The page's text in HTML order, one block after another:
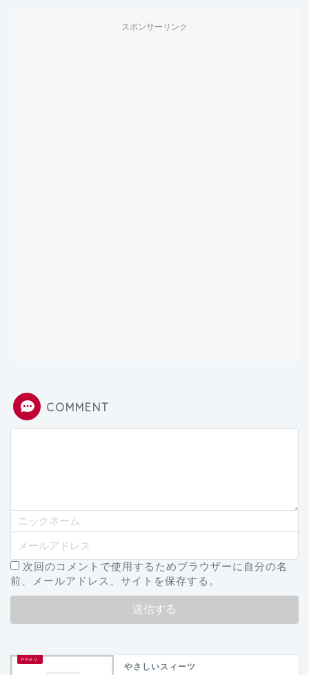
スポンサーリンク
COMMENT
次回のコメントで使用するためブラウザーに自分の名
前、メールアドレス、サイトを保存する。
やさしいスィーツ